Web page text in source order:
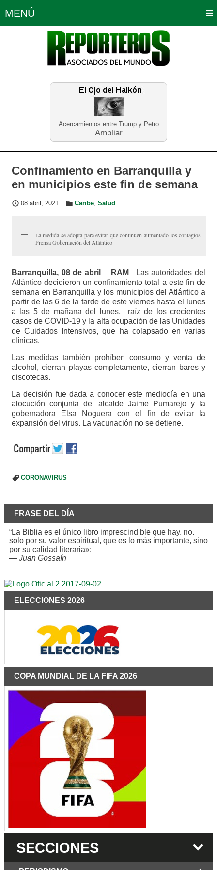
Acercamientos entre Trump y Petro
Ampliar
MENÚ
Política Opinión Bogotá
Planeta Tierra Deportes
Educación Neira
Confinamiento en Barranquilla y
en municipios este fin de semana
08 abril, 2021 Caribe, Salud
La medida se adopta para evitar que continúen aumentado los contagios.
Prensa Gobernación del Atlántico
Barranquilla, 08 de abril _ RAM_
Las autoridades del
Atlántico decidieron un confinamiento total a este fin de
semana en Barranquilla y los municipios del Atlántico a
partir de las 6 de la tarde de este viernes hasta el lunes
a las 5 de mañana del lunes, raíz de los crecientes
casos de COVID-19 y la alta ocupación de las Unidades
de Cuidados Intensivos, que ha colapsado en varias
clínicas.
Las medidas también prohíben consumo y venta de
alcohol, cierran playas completamente, cierran bares y
discotecas.
La decisión fue dada a conocer este mediodía en una
alocución conjunta del alcalde Jaime Pumarejo y la
gobernadora Elsa Noguera con el fin de evitar la
expansión del virus. La vacunación no se detiene.
CORONAVIRUS
FRASE DEL DÍA
“La Biblia es el único libro imprescindible que hay, no.
solo por su valor espiritual, que es lo más importante, sino
por su calidad literaria»:
— Juan Gossaín
ELECCIONES 2026
COPA MUNDIAL DE LA FIFA 2026
SECCIONES